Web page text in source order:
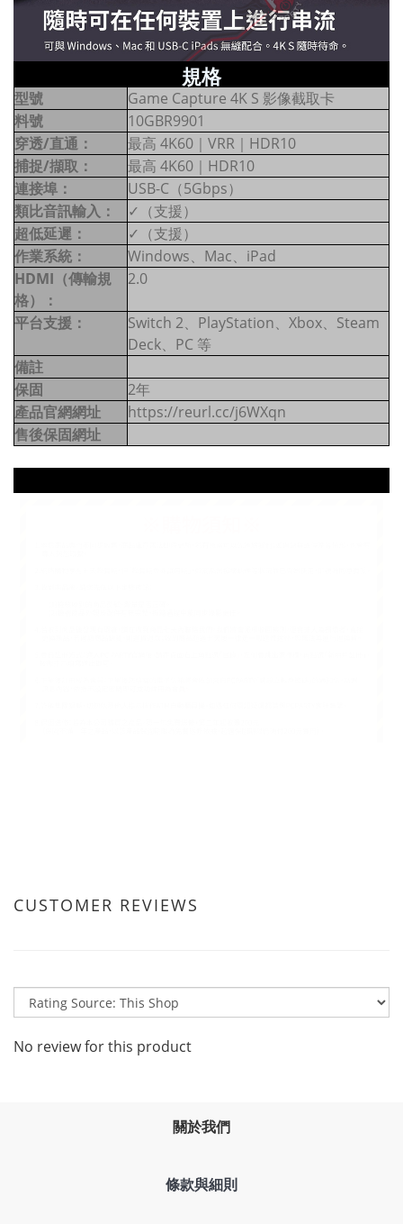
規格
型號
Game Capture 4K S 影像截取卡
料號
10GBR9901
穿透/直通：
最高 4K60｜VRR｜HDR10
捕捉/擷取：
最高 4K60｜HDR10
連接埠：
USB-C（5Gbps）
類比音訊輸入：
✓（支援）
超低延遲：
✓（支援）
作業系統：
Windows、Mac、iPad
HDMI（傳輸規
格）：
2.0
平台支援：
Switch 2、PlayStation、Xbox、Steam
Deck、PC 等
備註
保固
2年
產品官網網址
https://reurl.cc/j6WXqn
售後保固網址
CUSTOMER REVIEWS
No review for this product
關於我們
條款與細則